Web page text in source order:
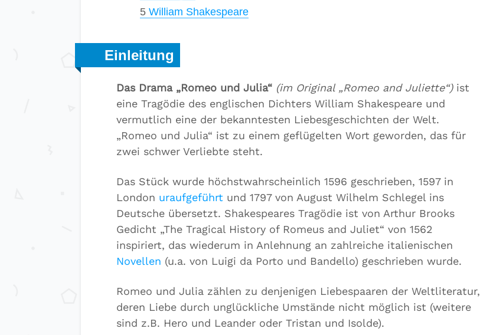
5 William Shakespeare
Einleitung
Das Drama „Romeo und Julia“ (im Original „Romeo and Juliette“)ist
eine Tragödie des englischen Dichters William Shakespeare und
vermutlich eine der bekanntesten Liebesgeschichten der Welt.
„Romeo und Julia“ ist zu einem geflügelten Wort geworden, das für
zwei schwer Verliebte steht.
Das Stück wurde höchstwahrscheinlich 1596 geschrieben, 1597 in
London uraufgeführt und 1797 von August Wilhelm Schlegel ins
Deutsche übersetzt. Shakespeares Tragödie ist von Arthur Brooks
Gedicht „The Tragical History of Romeus and Juliet“ von 1562
inspiriert, das wiederum in Anlehnung an zahlreiche italienischen
Novellen (u.a. von Luigi da Porto und Bandello) geschrieben wurde.
Romeo und Julia zählen zu denjenigen Liebespaaren der Weltliteratur,
deren Liebe durch unglückliche Umstände nicht möglich ist (weitere
sind z.B. Hero und Leander oder Tristan und Isolde).